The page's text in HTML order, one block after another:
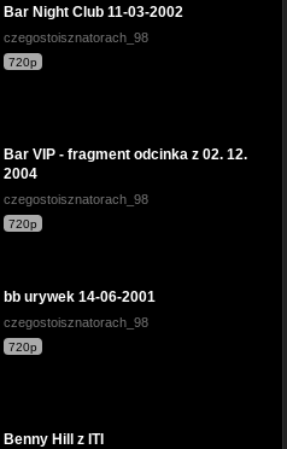
Bar Night Club 11-03-2002
czegostoisznatorach_98
720p
Bar VIP - fragment odcinka z 02. 12.
2004
czegostoisznatorach_98
720p
bb urywek 14-06-2001
czegostoisznatorach_98
720p
Benny Hill z ITI